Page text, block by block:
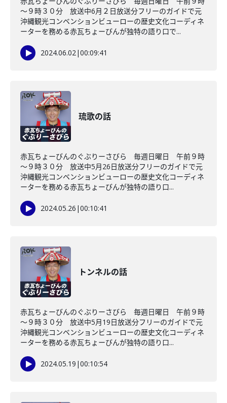
～９時３０分 放送中6月２日放送分フリーのガイドで元
沖縄観光コンベンションビューローの歴史文化コーディネ
ーターを務める赤瓦ちょーびんが独特の語り口で...
2024.06.02|00:09:41
琉歌の話
赤瓦ちょーびんのぐぶりーさびら 毎週日曜日 午前９時
～９時３０分 放送中5月26日放送分フリーのガイドで元
沖縄観光コンベンションビューローの歴史文化コーディネ
ーターを務める赤瓦ちょーびんが独特の語り口...
2024.05.26 |00:10:41
トンネルの話
赤瓦ちょーびんのぐぶりーさびら 毎週日曜日 午前９時
～９時３０分 放送中5月19日放送分フリーのガイドで元
沖縄観光コンベンションビューローの歴史文化コーディネ
ーターを務める赤瓦ちょーびんが独特の語り口...
2024.05.19 |00:10:54